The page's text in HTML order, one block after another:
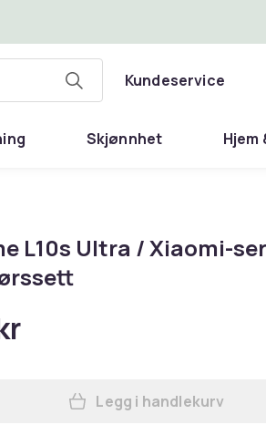
Kundeservice
Skjønnhet Hjem
L10s Ultra / Xiaomi-
Legg Dreame
Legg i handlekurv